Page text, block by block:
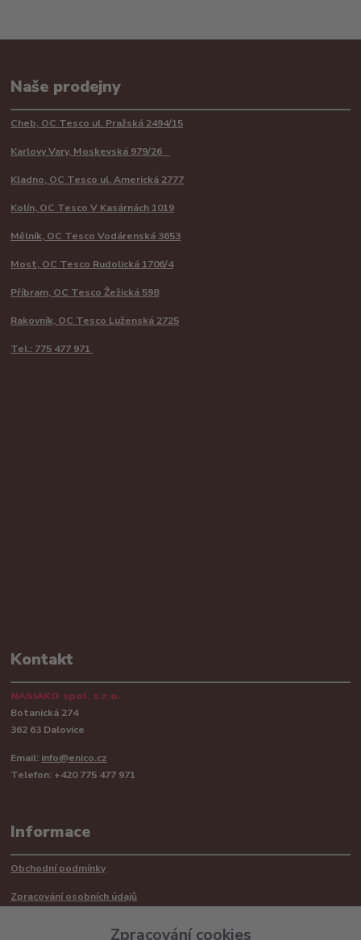
Naše prodejny
Cheb, OC Tesco ul. Pražská 2494/15
Karlovy Vary, Moskevská 979/26
Kladno, OC Tesco ul. Americká 2777
Kolín, OC Tesco V Kasárnách 1019
Mělník, OC Tesco Vodárenská 3653
Most, OC Tesco Rudolická 1706/4
Příbram, OC Tesco Žežická 598
Rakovník, OC Tesco Luženská 2725
Tel.: 775 477 971
Kontakt
NASIAKO spol. s.r.o.
Botanická 274
362 63 Dalovice
Email: info@enico.cz
Telefon: +420 775 477 971
Informace
Obchodní podmínky
Zpracování osobních údajů
Zpracování cookies